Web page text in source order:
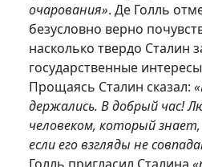
очарования». Де Голль
безусловно верно
насколько твердо Сталин
государственные
Прощаясь Сталин сказал:
держались. В добрый час!
человеком, который
если его взгляды не